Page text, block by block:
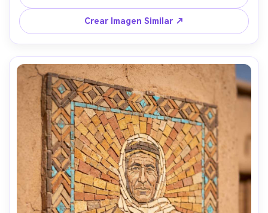
de coral, ambiente mágico y luminoso, refracciones de
baldosas de vidrio muy detalladas, composición elegante
y fantástica, iluminación cinematográfica suave --ar 4:5
Crear Imagen Similar ↗